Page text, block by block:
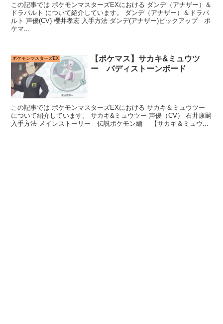
この記事では ポケモンマスターズEXにおける ダンデ（アナザー）＆
ドラパルト について紹介しています。 ダンデ（アナザー）＆ドラパ
ルト 声優(CV) 櫻井孝宏 入手方法 ダンデ(アナザー)ピックアップ ポ
ケマ...
ポケモンマスターズEX
【ポケマス】サカキ&ミュウツ
ー バディストーンボード
この記事では ポケモンマスターズEXにおける サカキ＆ミュウツー
について紹介しています。 サカキ&ミュウツー 声優（CV） 石井康嗣
入手方法 メインストーリー 伝説ポケモン編 【サカキ＆ミュウ...